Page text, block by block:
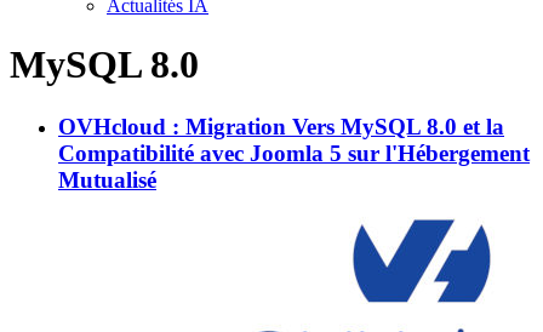
Actualités IA
MySQL 8.0
OVHcloud : Migration Vers MySQL 8.0 et la
Compatibilité avec Joomla 5 sur l'Hébergement
Mutualisé